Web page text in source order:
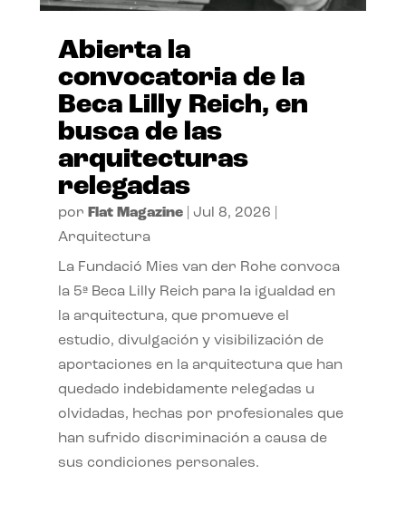
Abierta la
convocatoria de la
Beca Lilly Reich, en
busca de las
arquitecturas
relegadas
por Flat Magazine| Jul 8, 2026
Arquitectura
La Fundació Mies van der Rohe convoca
la 5ª Beca Lilly Reich para la igualdad en
la arquitectura, que promueve el
estudio, divulgación y visibilización de
aportaciones en la arquitectura que han
quedado indebidamente relegadas u
olvidadas, hechas por profesionales que
han sufrido discriminación a causa de
sus condiciones personales.